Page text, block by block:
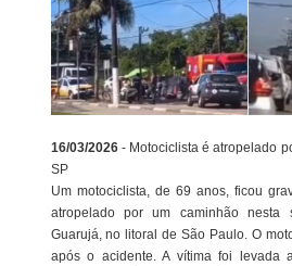
16/03/2026 - Motociclista é atropelado
SP
Um motociclista, de 69 anos, ficou
atropelado por um caminhão nesta
Guarujá, no litoral de São Paulo. O
após o acidente. A vítima foi levada